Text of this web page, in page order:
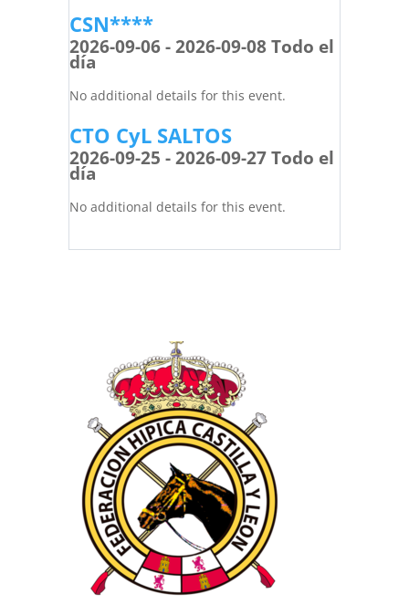
CSN****
2026-09-06 - 2026-09-08 Todo el
día
No additional details for this event.
CTO CyL SALTOS
2026-09-25 - 2026-09-27 Todo el
día
No additional details for this event.